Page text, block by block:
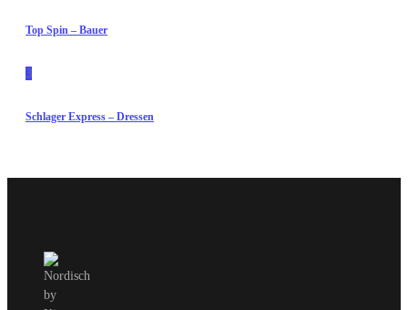
Top Spin – Bauer
3
Schlager Express – Dressen